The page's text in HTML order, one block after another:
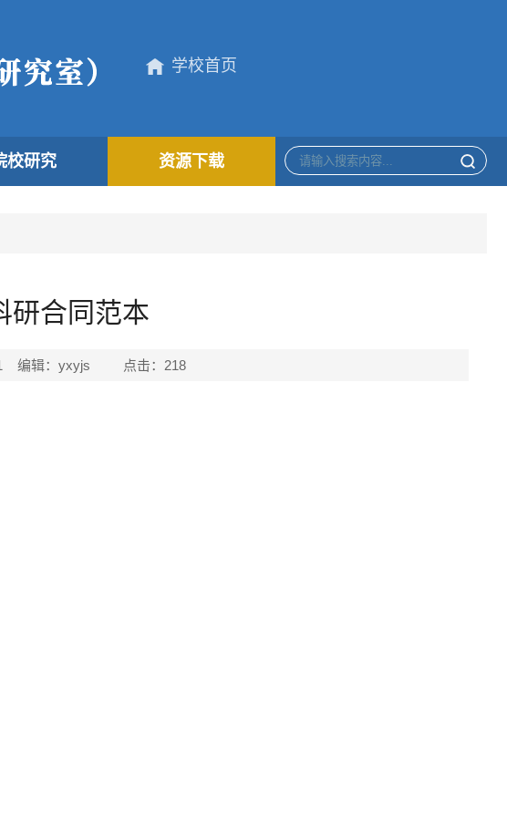
学校首页
校研究 资源下载
研合同范本
21 编辑：yxyjs 点击： 218